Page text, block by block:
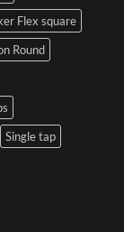
Flex square
Round
Single tap